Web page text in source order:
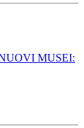
MUSEI: